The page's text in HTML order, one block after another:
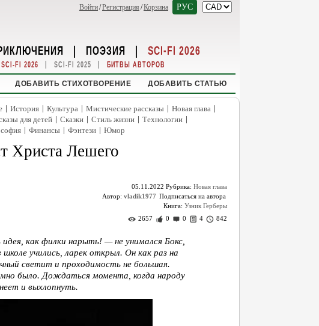
Войти/Регистрация /Корзина РУС
| ПОЭЗИЯ | SCI-FI 2026
SCI-FI 2026 | SCI-FI 2025 | БИТВЫ АВТОРОВ
ДОБАВИТЬ СТИХОТВОРЕНИЕ ДОБАВИТЬ СТАТЬЮ
| История | Культура | Мистические рассказы | Новая глава |
для детей | Сказки | Стиль жизни | Технологии |
| Финансы | Фэнтези | Юмор
Христа Лешего
05.11.2022 Рубрика: Новая глава
Автор: vladik1977
Книга: Узник Герберы
2657
0 0 4 842
как филки нарыть! — не унимался Бокс,
учились, ларек открыл. Он как раз на
светит и проходимость не большая.
было. Дождаться момента, когда народу
и выхлопнуть.